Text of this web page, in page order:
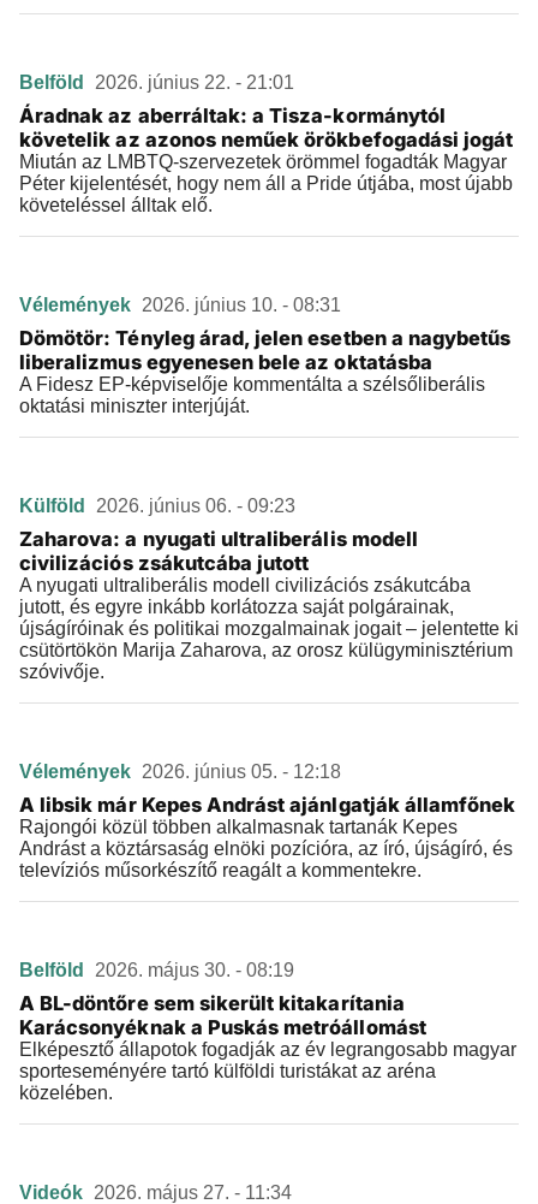
Belföld 2026. június 22. - 21:01
Áradnak az aberráltak: a Tisza-kormánytól
követelik az azonos neműek örökbefogadási jogát
Miután az LMBTQ-szervezetek örömmel fogadták Magyar
Péter kijelentését, hogy nem áll a Pride útjába, most újabb
követeléssel álltak elő.
Vélemények 2026. június 10. - 08:31
Dömötör: Tényleg árad, jelen esetben a nagybetűs
liberalizmus egyenesen bele az oktatásba
A Fidesz EP-képviselője kommentálta a szélsőliberális
oktatási miniszter interjúját.
Külföld 2026. június 06. - 09:23
Zaharova: a nyugati ultraliberális modell
civilizációs zsákutcába jutott
A nyugati ultraliberális modell civilizációs zsákutcába
jutott, és egyre inkább korlátozza saját polgárainak,
újságíróinak és politikai mozgalmainak jogait – jelentette ki
csütörtökön Marija Zaharova, az orosz külügyminisztérium
szóvivője.
Vélemények 2026. június 05. - 12:18
A libsik már Kepes Andrást ajánlgatják államfőnek
Rajongói közül többen alkalmasnak tartanák Kepes
Andrást a köztársaság elnöki pozícióra, az író, újságíró, és
televíziós műsorkészítő reagált a kommentekre.
Belföld 2026. május 30. - 08:19
A BL-döntőre sem sikerült kitakarítania
Karácsonyéknak a Puskás metróállomást
Elképesztő állapotok fogadják az év legrangosabb magyar
sporteseményére tartó külföldi turistákat az aréna
közelében.
Videók 2026. május 27. - 11:34